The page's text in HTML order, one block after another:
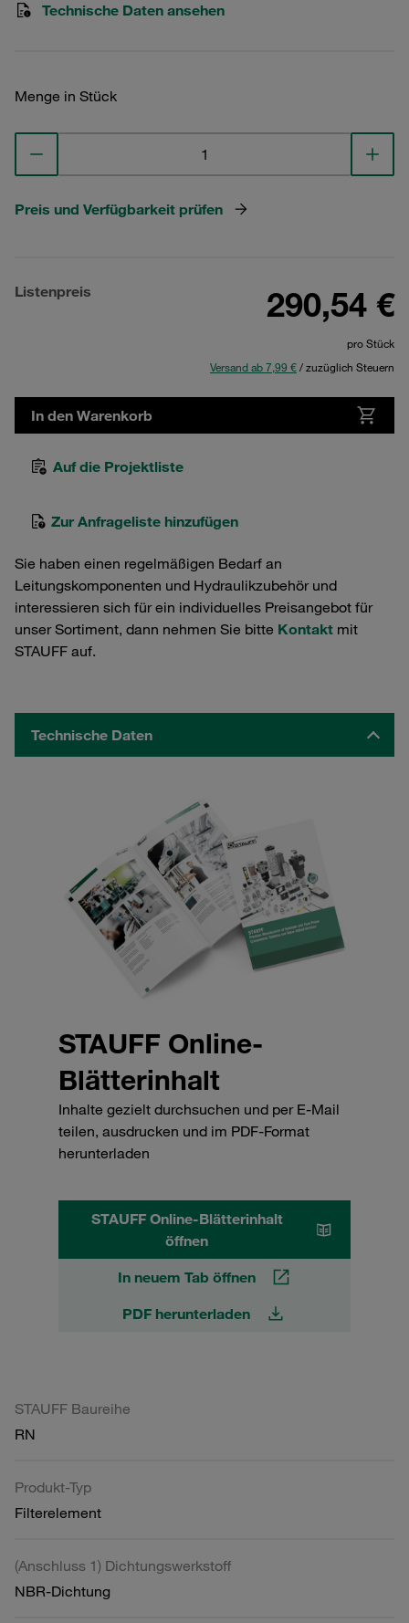
Technische Daten ansehen
Menge in Stück
Preis und Verfügbarkeit prüfen
Listenpreis 290,54 €
pro Stück
Versand ab 7,99 €/ zuzüglich Steuern
In den Warenkorb
Auf die Projektliste
Zur Anfrageliste hinzufügen
Sie haben einen regelmäßigen Bedarf an
Leitungskomponenten und Hydraulikzubehör und
interessieren sich für ein individuelles Preisangebot für
unser Sortiment, dann nehmen Sie bitte Kontakt mit
STAUFF auf.
Technische Daten
STAUFF Online-
Blätterinhalt
Inhalte gezielt durchsuchen und per E-Mail
teilen, ausdrucken und im PDF-Format
herunterladen
STAUFF Online-Blätterinhalt
öffnen
In neuem Tab öffnen
PDF herunterladen
STAUFF Baureihe
RN
Produkt-Typ
Filterelement
(Anschluss 1) Dichtungswerkstoff
NBR-Dichtung